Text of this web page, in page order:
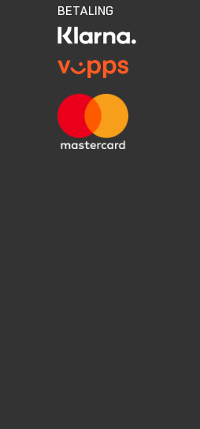
BETALING